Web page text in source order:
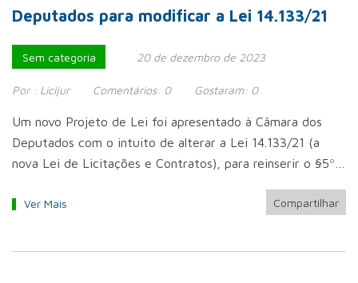
Deputados para modificar a Lei 14.133/21
Sem categoria 20 de dezembro de 2023
Por : Licijur Comentários: 0 Gostaram: 0
Um novo Projeto de Lei foi apresentado à Câmara dos
Deputados com o intuito de alterar a Lei 14.133/21 (a
nova Lei de Licitações e Contratos), para reinserir o §5º…
Ver Mais Compartilhar